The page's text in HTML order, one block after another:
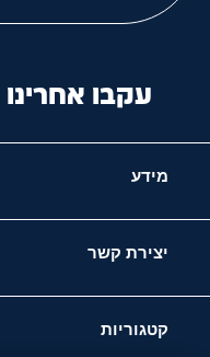
מידע
יצירת קשר
קטגוריות
עקבו אחרינו